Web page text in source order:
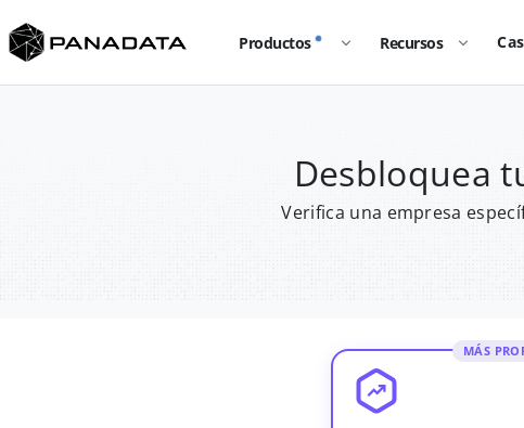
Productos Recursos
Desbloquea
Verifica una empresa
MÁS